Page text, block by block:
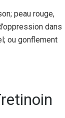
peau rouge,
dans
ou gonflement